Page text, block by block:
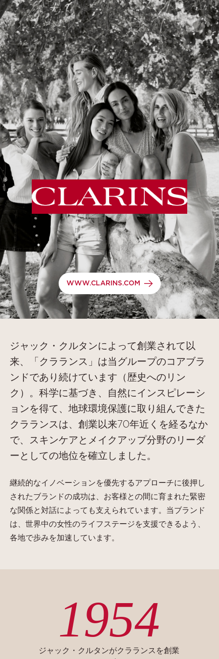
WWW.CLARINS.COM
ジャック・クルタンによって創業されて以
来、「クラランス」は当グループのコアブラ
ンドであり続けています（歴史へのリン
ク）。科学に基づき、自然にインスピレーシ
ョンを得て、地球環境保護に取り組んできた
クラランスは、創業以来70年近くを経るなか
で、スキンケアとメイクアップ分野のリーダ
ーとしての地位を確立しました。
継続的なイノベーションを優先するアプローチに後押し
されたブランドの成功は、お客様との間に育まれた緊密
な関係と対話によっても支えられています。当ブランド
は、世界中の女性のライフステージを支援できるよう、
各地で歩みを加速しています。
1954
ジャック・クルタンがクラランスを創業
Cookies management panel